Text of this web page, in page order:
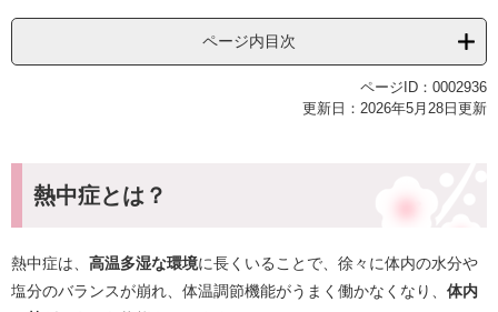
ページ内目次
ページID：0002936
更新日：2026年5月28日更新
熱中症とは？
熱中症は、 高温多湿な環境に長くいることで、徐々に体内の水分や
塩分のバランスが崩れ、体温調節機能がうまく働かなくなり、 体内